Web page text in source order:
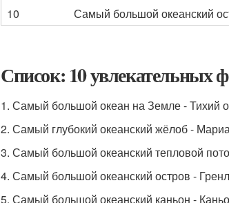
10
Самый большой океанский
Список: 10 увлекательных
1. Самый большой океан на Земле - Тихий
2. Самый глубокий океанский жёлоб -
3. Самый большой океанский тепловой
4. Самый большой океанский остров -
5. Самый большой океанский каньон -